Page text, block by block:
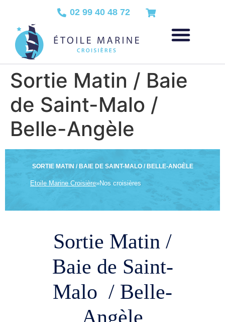
02 99 40 48 72
Sortie Matin / Baie
de Saint-Malo /
Belle-Angèle
SORTIE MATIN / BAIE DE SAINT-MALO / BELLE-ANGÈLE
Etoile Marine Croisière»Nos croisières
Sortie Matin /
Baie de Saint-
Malo / Belle-
Angèle